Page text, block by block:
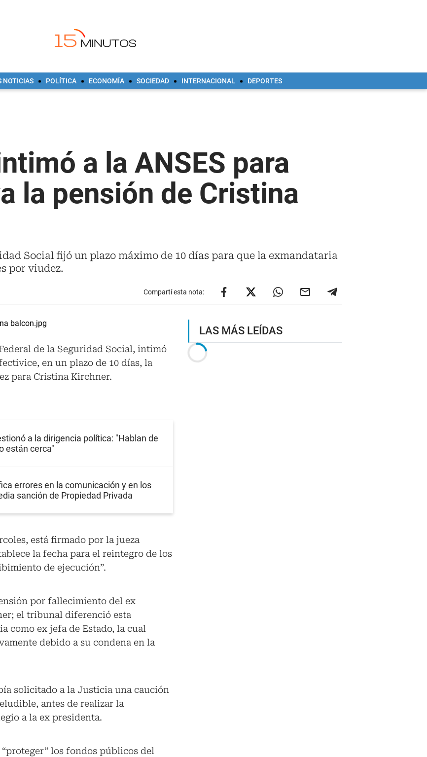
NOTICIAS POLÍTICA ECONOMÍA SOCIEDAD INTERNACIONAL DEPORTES
a la ANSES para
la pensión de Cristina
Social fijó un plazo máximo de 10 días para que la exmandataria
por viudez.
Compartí esta nota:
de la Seguridad Social, intimó
en un plazo de 10 días, la
para Cristina Kirchner.
a la dirigencia política: "Hablan de
están cerca"
errores en la comunicación y en los
sanción de Propiedad Privada
está firmado por la jueza
la fecha para el reintegro de los
de ejecución”.
por fallecimiento del ex
el tribunal diferenció esta
como ex jefa de Estado, la cual
debido a su condena en la
solicitado a la Justicia una caución
antes de realizar la
a la ex presidenta.
los fondos públicos del
LAS MÁS LEÍDAS